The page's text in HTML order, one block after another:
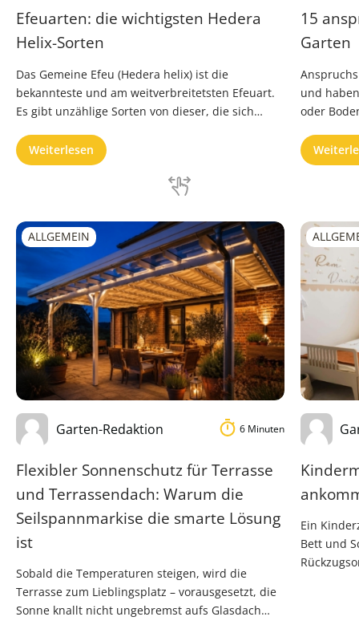
Efeuarten: die wichtigsten Hedera
Helix-Sorten
Das Gemeine Efeu (Hedera helix) ist die
bekannteste und am weitverbreitetsten Efeuart.
Es gibt unzählige Sorten von dieser, die sich
Weiterlesen
15
Garten
und
oder
ALLGEMEIN
Garten-Redaktion 6 Minuten
Flexibler Sonnenschutz für Terrasse
und Terrassendach: Warum die
Seilspannmarkise die smarte Lösung
ist
Sobald die Temperaturen steigen, wird die
Terrasse zum Lieblingsplatz – vorausgesetzt, die
Sonne knallt nicht ungebremst aufs Glasdach
Ein
Bett und